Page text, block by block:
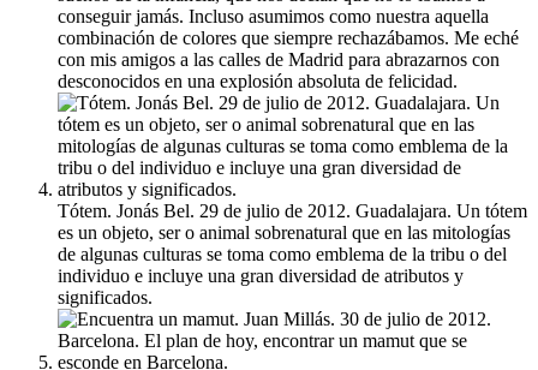
conseguir jamás. Incluso asumimos como nuestra aquella
combinación de colores que siempre rechazábamos. Me eché
con mis amigos a las calles de Madrid para abrazarnos con
desconocidos en una explosión absoluta de felicidad.
Tótem. Jonás Bel. 29 de julio de 2012. Guadalajara. Un tótem
es un objeto, ser o animal sobrenatural que en las mitologías
de algunas culturas se toma como emblema de la tribu o del
individuo e incluye una gran diversidad de atributos y
significados.